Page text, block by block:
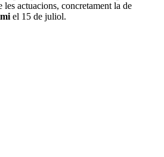
les actuacions, concretament la de
el 15 de juliol.